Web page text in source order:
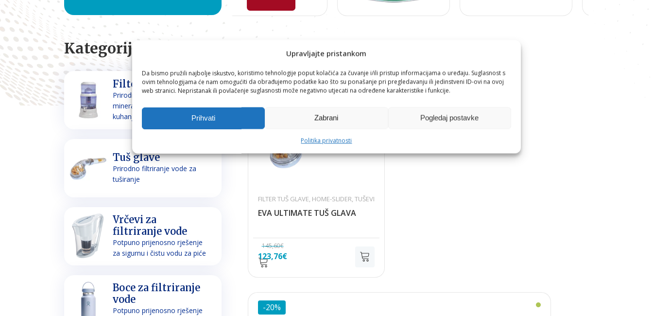
Upravljajte pristankom
Da bismo pružili najbolje iskustvo, koristimo tehnologije poput kolačića za čuvanje i/ili pristup informacijama o uređaju. Suglasnost s
ovim tehnologijama će nam omogućiti da obrađujemo podatke kao što su ponašanje pri pregledavanju ili jedinstveni ID-ovi na ovoj
web stranici. Nepristanak ili povlačenje suglasnosti može negativno utjecati na određene karakteristike i funkcije.
Prihvati Zabrani Pogledaj postavke
Politika privatnosti
Kategorije
Filteri za vodu
Prirodno filtriranje i
mineraliziranje vode za piće i
kuhanje
Tuš glave
Prirodno filtriranje vode za
tuširanje
Vrčevi za
filtriranje vode
Potpuno prijenosno rješenje
za sigurnu i čistu vodu za piće
Boce za filtriranje
vode
Potpuno prijenosno rješenje
Proizvodi
145,60€
Izvorna
cijena
bila
je:
145,60€.
123,76€Trenutna
je:
123,76€.
FILTER TUŠ GLAVE, HOME-SLIDER,TUŠEVI
EVA ULTIMATE TUŠ GLAVA
-20%